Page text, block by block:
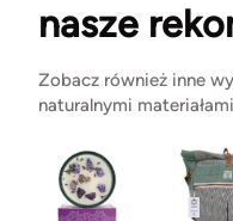
nasze
Zobacz również inne
naturalnymi